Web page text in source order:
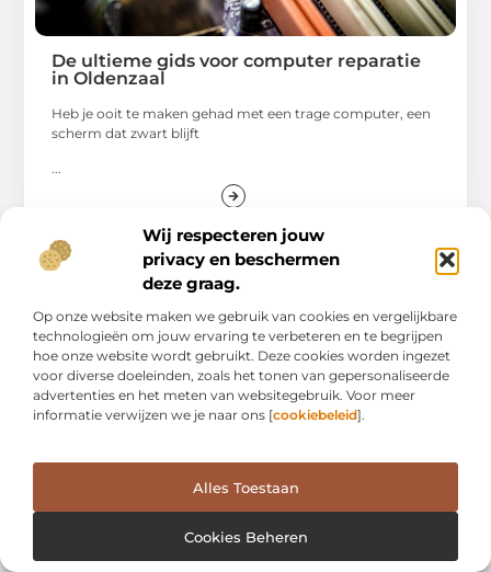
Wij respecteren jouw
privacy en beschermen
deze graag.
Op onze website maken we gebruik van cookies en vergelijkbare
technologieën om jouw ervaring te verbeteren en te begrijpen
hoe onze website wordt gebruikt. Deze cookies worden ingezet
voor diverse doeleinden, zoals het tonen van gepersonaliseerde
advertenties en het meten van websitegebruik. Voor meer
informatie verwijzen we je naar ons [cookiebeleid].
Alles Toestaan
Cookies Beheren
De ultieme gids voor computer reparatie
in Oldenzaal
Heb je ooit te maken gehad met een trage computer, een
scherm dat zwart blijft
WINKELEN
Laat je verrassen door de veelzijdigheid en kwaliteit van